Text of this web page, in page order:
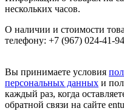
нескольких часов.
О наличии и стоимости
телефону: +7 (967) 024-41-
Вы принимаете условия
персональных данных и
каждый раз, когда
обратной связи на сайте